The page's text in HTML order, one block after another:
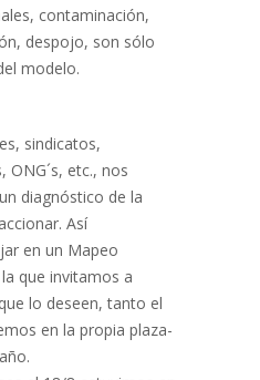
contaminación,
despojo, son sólo
modelo.
sindicatos,
ONG´s, etc., nos
diagnóstico de la
Así
en un Mapeo
que invitamos a
lo deseen, tanto el
en la propia plaza-